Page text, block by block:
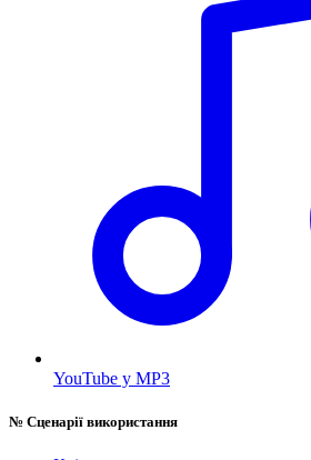
YouTube у MP3
№ Сценарії використання